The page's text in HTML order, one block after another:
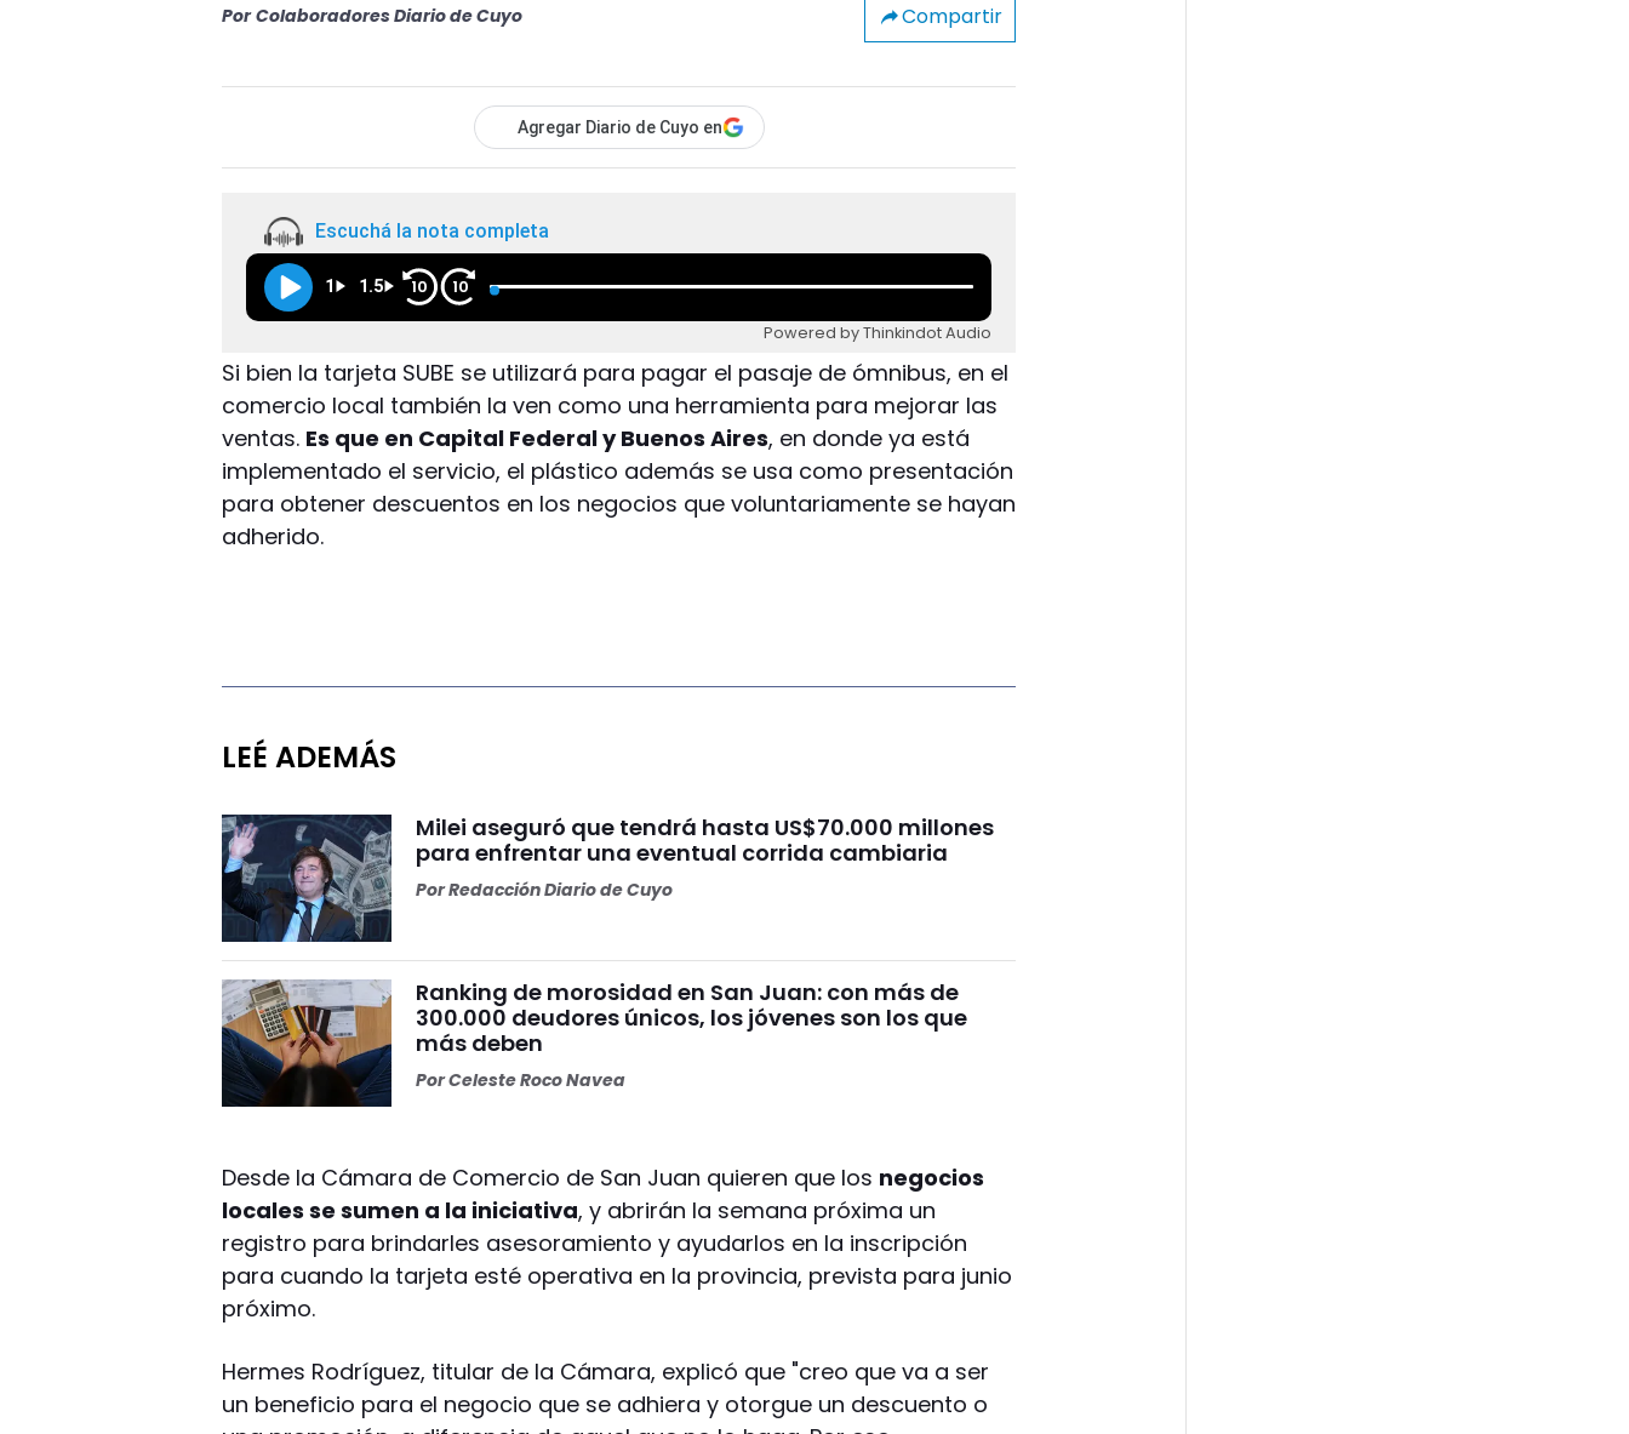
Por Colaboradores Diario de Cuyo Compartir
Agregar Diario de Cuyo en
Escuchá la nota completa
1 1.5 10 10
Powered by Thinkindot Audio
Si bien la tarjeta SUBE se utilizará para pagar el pasaje de ómnibus, en el
comercio local también la ven como una herramienta para mejorar las
ventas. Es que en Capital Federal y Buenos Aires, en donde ya está
implementado el servicio, el plástico además se usa como presentación
para obtener descuentos en los negocios que voluntariamente se hayan
adherido.
LEÉ ADEMÁS
Milei aseguró que tendrá hasta US$70.000 millones
para enfrentar una eventual corrida cambiaria
PorRedacción Diario de Cuyo
Ranking de morosidad en San Juan: con más de
300.000 deudores únicos, los jóvenes son los que
más deben
PorCeleste Roco Navea
Desde la Cámara de Comercio de San Juan quieren que los negocios
locales se sumen a la iniciativa, y abrirán la semana próxima un
registro para brindarles asesoramiento y ayudarlos en la inscripción
para cuando la tarjeta esté operativa en la provincia, prevista para junio
próximo.
Hermes Rodríguez, titular de la Cámara, explicó que "creo que va a ser
un beneficio para el negocio que se adhiera y otorgue un descuento o